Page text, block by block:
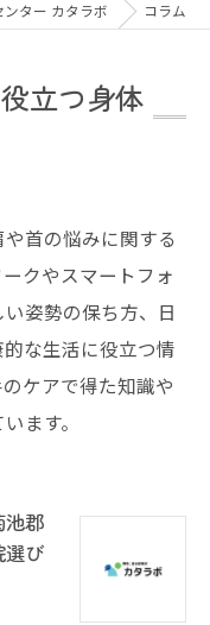
ター カタラボ コラム
立つ身体
首の悩みに関する
クやスマートフォ
姿勢の保ち方、日
な生活に役立つ情
ケアで得た知識や
ます。
池郡
選び